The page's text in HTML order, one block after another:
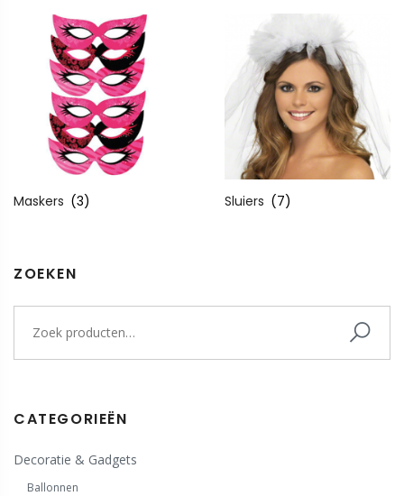
ZOEKEN
CATEGORIEËN
Decoratie & Gadgets
Ballonnen
Maskers (3) Sluiers (7)